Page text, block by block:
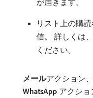
リスト上の購
信。 詳しくは、
ください。
メール​アクション、
WhatsApp アクショ